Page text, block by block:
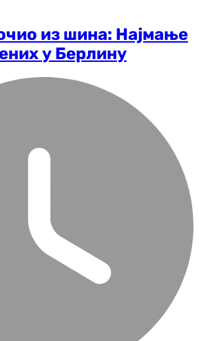
из шина: Најмање
у Берлину